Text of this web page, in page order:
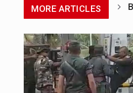
MORE ARTICLES